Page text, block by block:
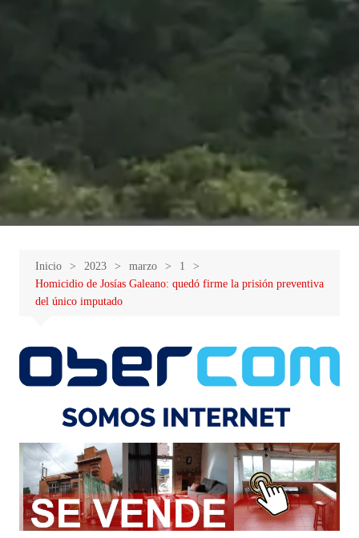
Inicio 2023 marzo
1
Homicidio de Josías Galeano: quedó firme la prisión preventiva
del único imputado